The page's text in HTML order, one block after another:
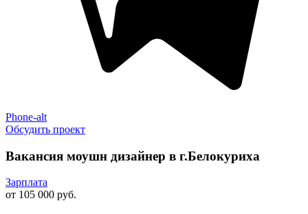
Phone-alt
Обсудить проект
Вакансия моушн дизайнер в г.Белокуриха
Зарплата
от 105 000 руб.